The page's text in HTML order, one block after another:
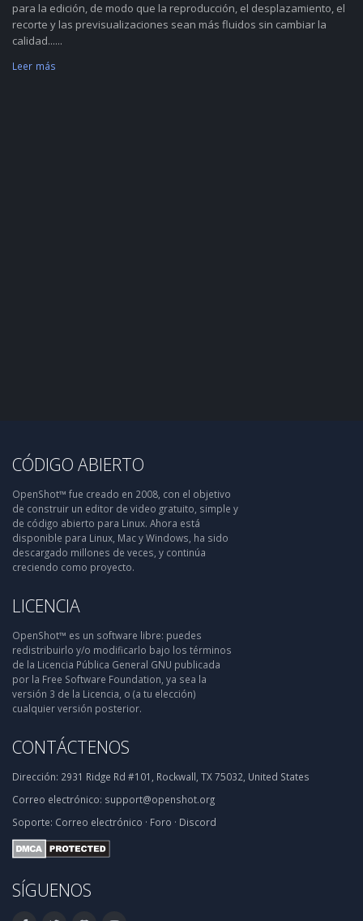
para la edición, de modo que la reproducción, el desplazamiento, el
recorte y las previsualizaciones sean más fluidos sin cambiar la
calidad......
Leer más
CÓDIGO ABIERTO
OpenShot™ fue creado en 2008, con el objetivo
de construir un editor de video gratuito, simple y
de código abierto para Linux. Ahora está
disponible para Linux, Mac y Windows, ha sido
descargado millones de veces, y continúa
creciendo como proyecto.
LICENCIA
OpenShot™ es un software libre: puedes
redistribuirlo y/o modificarlo bajo los términos
de la Licencia Pública General GNU publicada
por la Free Software Foundation, ya sea la
versión 3 de la Licencia, o (a tu elección)
cualquier versión posterior.
CONTÁCTENOS
Dirección: 2931 Ridge Rd #101, Rockwall, TX 75032, United States
Correo electrónico: support@openshot.org
Soporte: Correo electrónico · Foro · Discord
SÍGUENOS